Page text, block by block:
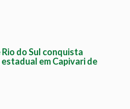
do Sul conquista
em Capivari de